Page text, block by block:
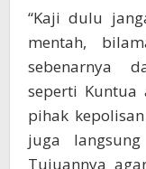
“Kaji dulu
mentah,
sebenarnya
seperti
pihak
juga
Tujuannya